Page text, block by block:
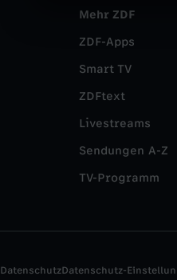
Mehr ZDF
ZDF-Apps
Smart TV
ZDFtext
Livestreams
Sendungen A-Z
TV-Programm
DatenschutzDatenschutz-